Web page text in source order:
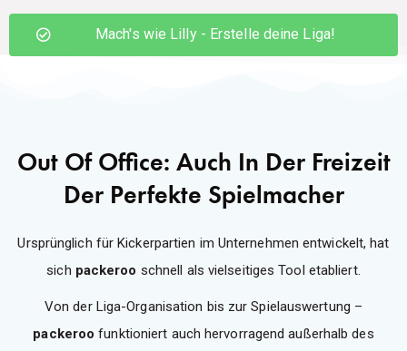
Mach's wie Lilly - Erstelle deine Liga!
Out Of Office: Auch In Der Freizeit
Der Perfekte Spielmacher
Ursprünglich für Kickerpartien im Unternehmen entwickelt, hat
sich packeroo schnell als vielseitiges Tool etabliert.
Von der Liga-Organisation bis zur Spielauswertung –
packeroo funktioniert auch hervorragend außerhalb des